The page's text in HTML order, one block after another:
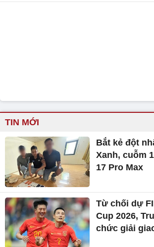
TIN MỚI
Bắt kẻ đột
Xanh, cuỗm
17 Pro Max
Từ chối dự
Cup 2026,
chức giải